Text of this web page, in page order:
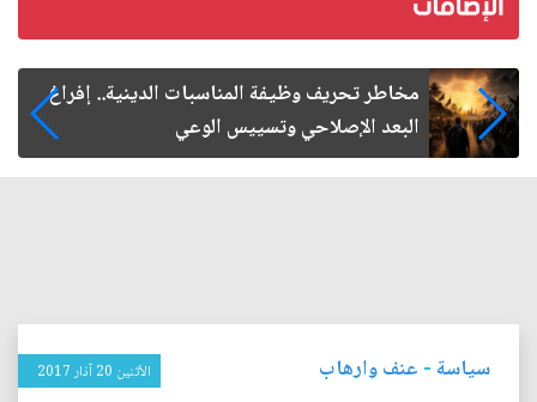
زيارة الأربعين.. من الفاعلية المجتمعية إلى المواطنة
الفاعلة
سياسة- عنف وارهاب الأثنين 20 آذار 2017